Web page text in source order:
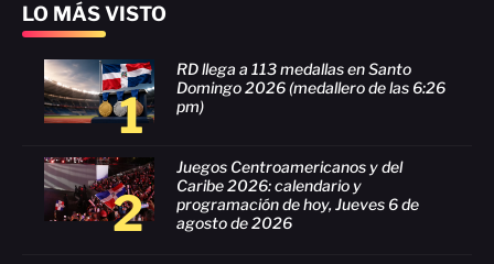
LO MÁS VISTO
1
RD llega a 113 medallas en Santo
Domingo 2026 (medallero de las 6:26
pm)
2
Juegos Centroamericanos y del
Caribe 2026: calendario y
programación de hoy, Jueves 6 de
agosto de 2026